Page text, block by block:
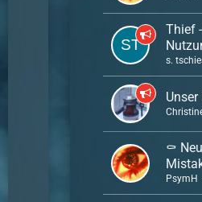
Thief
s.
⚰️
PsymH